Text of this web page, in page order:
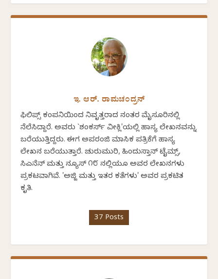
ಇ. ಆರ್. ರಾಮಚಂದ್ರನ್
ಫಿಲಿಪ್ಸ್ ಕಂಪನಿಯಿಂದ ನಿವೃತ್ತರಾದ ನಂತರ ಮೈಸೂರಿನಲ್ಲಿ
ನೆಲೆಸಿದ್ದಾರೆ. ಅವರು `ಶಂಕರ್ಸ್ ವೀಕ್ಲಿ'ಯಲ್ಲಿ ಹಾಸ್ಯ ಲೇಖನವನ್ನು
ಬರೆಯುತ್ತಿದ್ದರು. ಈಗ ಅಪರಂಜಿ ಮಾಸಿಕ ಪತ್ರಿಕೆಗೆ ಹಾಸ್ಯ
ಲೇಖನ ಬರೆಯುತ್ತಾರೆ. ಚುರುಮುರಿ, ಹಿಂದುಸ್ತಾನ್ ಟೈಮ್ಸ್,
ಸಿಎನೆನ್ ಮತ್ತು ನ್ಯೂಸ್ ೧೮ ನಲ್ಲಿಯೂ ಅವರ ಲೇಖನಗಳು
ಪ್ರಕಟವಾಗಿವೆ. 'ಅಜ್ಜಿ ಮತ್ತು ಇತರ ಕತೆಗಳು' ಅವರ ಪ್ರಕಟಿತ
ಕೃತಿ.
37 Posts